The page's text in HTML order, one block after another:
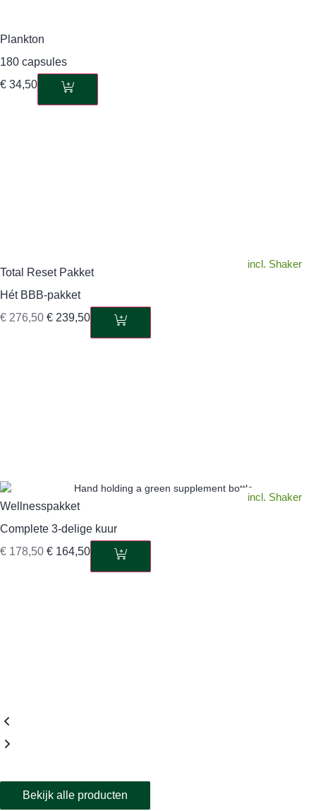
Plankton
180 capsules
€ 34,50
incl. Shaker
Total Reset Pakket
Hét BBB-pakket
€ 276,50 € 239,50
incl. Shaker
Wellnesspakket
Complete 3-delige kuur
€ 178,50 € 164,50
Bekijk alle producten